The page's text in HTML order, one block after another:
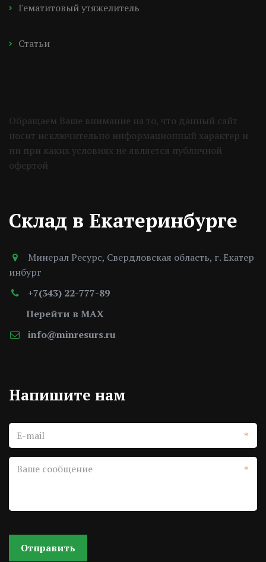
Гематитовый утяжелитель
Статьи
Обращаем Ваше внимание на то, что данный сайт
носит исключительно информационный характер и
ни при каких условиях не является публичной
офертой
Склад в Екатеринбурге
Минерал Ресурс, Свердловская область, г. Екатер
инбург
+7(343) 22-777-89
Перейти в MAX
info@minresurs.ru
Напишите нам­
*
*
Отправить